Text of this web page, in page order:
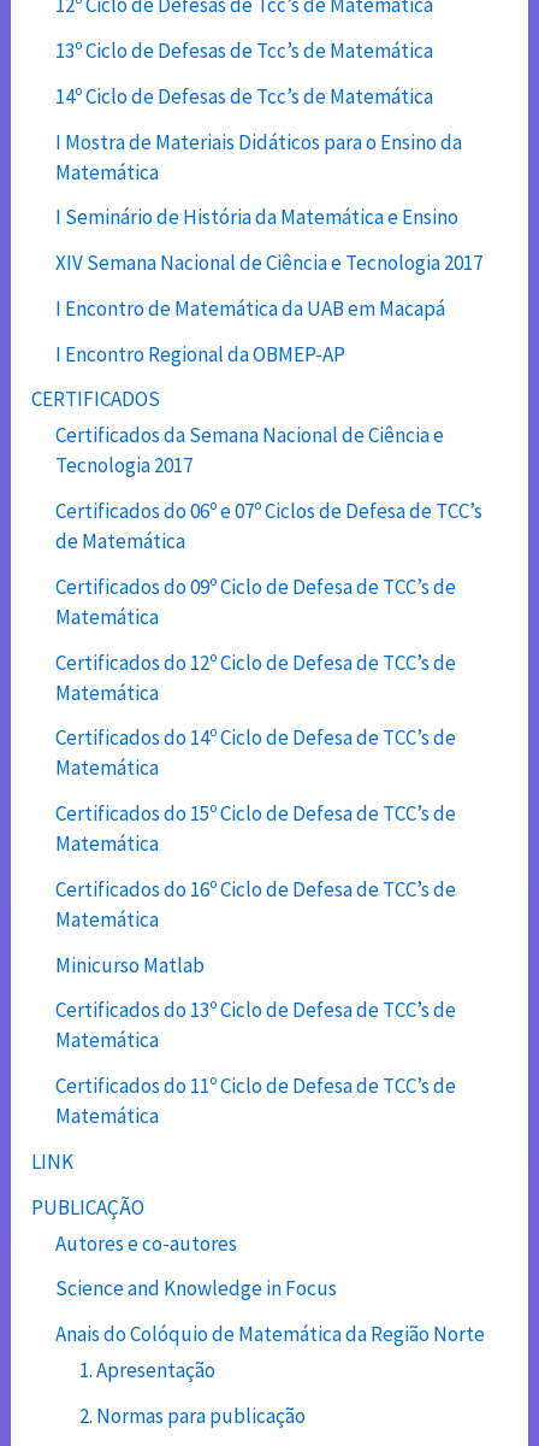
12º Ciclo de Defesas de Tcc’s de Matemática
13º Ciclo de Defesas de Tcc’s de Matemática
14º Ciclo de Defesas de Tcc’s de Matemática
I Mostra de Materiais Didáticos para o Ensino da
Matemática
I Seminário de História da Matemática e Ensino
XIV Semana Nacional de Ciência e Tecnologia 2017
I Encontro de Matemática da UAB em Macapá
I Encontro Regional da OBMEP-AP
CERTIFICADOS
Certificados da Semana Nacional de Ciência e
Tecnologia 2017
Certificados do 06º e 07º Ciclos de Defesa de TCC’s
de Matemática
Certificados do 09º Ciclo de Defesa de TCC’s de
Matemática
Certificados do 12º Ciclo de Defesa de TCC’s de
Matemática
Certificados do 14º Ciclo de Defesa de TCC’s de
Matemática
Certificados do 15º Ciclo de Defesa de TCC’s de
Matemática
Certificados do 16º Ciclo de Defesa de TCC’s de
Matemática
Minicurso Matlab
Certificados do 13º Ciclo de Defesa de TCC’s de
Matemática
Certificados do 11º Ciclo de Defesa de TCC’s de
Matemática
LINK
PUBLICAÇÃO
Autores e co-autores
Science and Knowledge in Focus
Anais do Colóquio de Matemática da Região Norte
1. Apresentação
2. Normas para publicação